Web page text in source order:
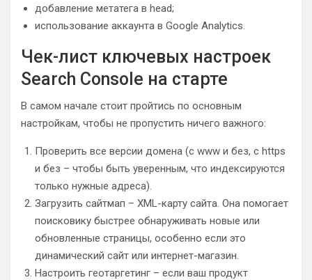
добавление метатега в head;
использование аккаунта в Google Analytics.
Чек-лист ключевых настроек
Search Console на старте
В самом начале стоит пройтись по основным
настройкам, чтобы не пропустить ничего важного:
Проверить все версии домена (с www и без, с https
и без – чтобы быть уверенным, что индексируются
только нужные адреса).
Загрузить сайтмап – XML-карту сайта. Она помогает
поисковику быстрее обнаруживать новые или
обновленные страницы, особенно если это
динамический сайт или интернет-магазин.
Настроить геотаргетинг – если ваш продукт